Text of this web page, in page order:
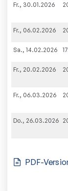
Fr., 30.01.2026
Fr., 06.02.2026
Sa., 14.02.2026
Fr., 20.02.2026
Fr., 06.03.2026
Do., 26.03.2026
PDF-